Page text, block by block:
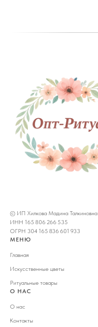
© ИП Хилкова Мадина Талкиновна
ИНН 165 806 266 535
ОГРН 304 165 836 601 933
МЕНЮ
Главная
Искусственные цветы
Ритуальные товары
О НАС
О нас
Контакты